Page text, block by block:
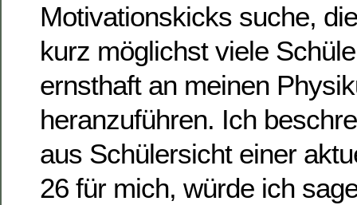
Motivationskicks suche,
kurz möglichst viele
ernsthaft an meinen
heranzuführen. Ich
aus Schülersicht einer
26 für mich, würde ich